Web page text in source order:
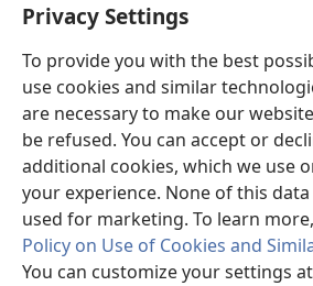
Privacy Settings
To provide you with the best
use cookies and similar
are necessary to make our
be refused. You can accept or
additional cookies, which we use
your experience. None of this
used for marketing. To learn
Policy on Use of Cookies and
You can customize your settings
(abre
nueva
ventana)
BIBLIOTECA EN LÍNEA Watchtower™
(abre
una
nueva
ventana)
JW Hub ®
(abre
una
nueva
ventana)
Copyright© 2026 Watch Tower Bible and